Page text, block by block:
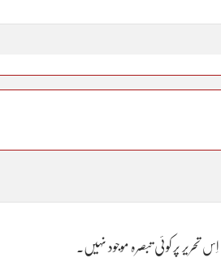
اِس تحریر پر کوئی تبصرہ موجود نہیں۔